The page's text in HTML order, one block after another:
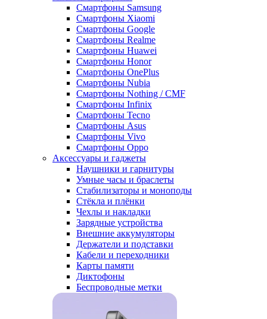
Смартфоны Samsung
Смартфоны Xiaomi
Смартфоны Google
Смартфоны Realme
Смартфоны Huawei
Смартфоны Honor
Смартфоны OnePlus
Смартфоны Nubia
Смартфоны Nothing / CMF
Смартфоны Infinix
Смартфоны Tecno
Смартфоны Asus
Смартфоны Vivo
Смартфоны Oppo
Аксессуары и гаджеты
Наушники и гарнитуры
Умные часы и браслеты
Стабилизаторы и моноподы
Стёкла и плёнки
Чехлы и накладки
Зарядные устройства
Внешние аккумуляторы
Держатели и подставки
Кабели и переходники
Карты памяти
Диктофоны
Беспроводные метки